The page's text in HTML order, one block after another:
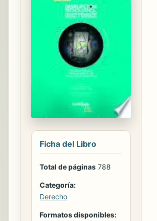
Ficha del Libro
Total de páginas 788
Categoría:
Derecho
Formatos disponibles: